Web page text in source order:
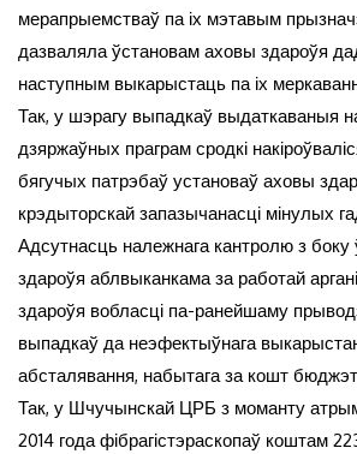
мерапрыемстваў па іх мэтавым
дазваляла ўстановам аховы здароўя
наступным выкарыстаць па іх
Так, у шэрагу выпадкаў выдаткаваныя
дзяржаўных праграм сродкі
бягучых патрэбаў установаў аховы
крэдыторскай запазычанасці мінулых
Адсутнасць належнага кантролю з
здароўя аблвыканкама за работай
здароўя вобласці па-ранейшаму
выпадкаў да неэфектыўнага
абсталявання, набытага за кошт
Так, у Шчучынскай ЦРБ з моманту
2014 года фібрагістэраскопаў коштам